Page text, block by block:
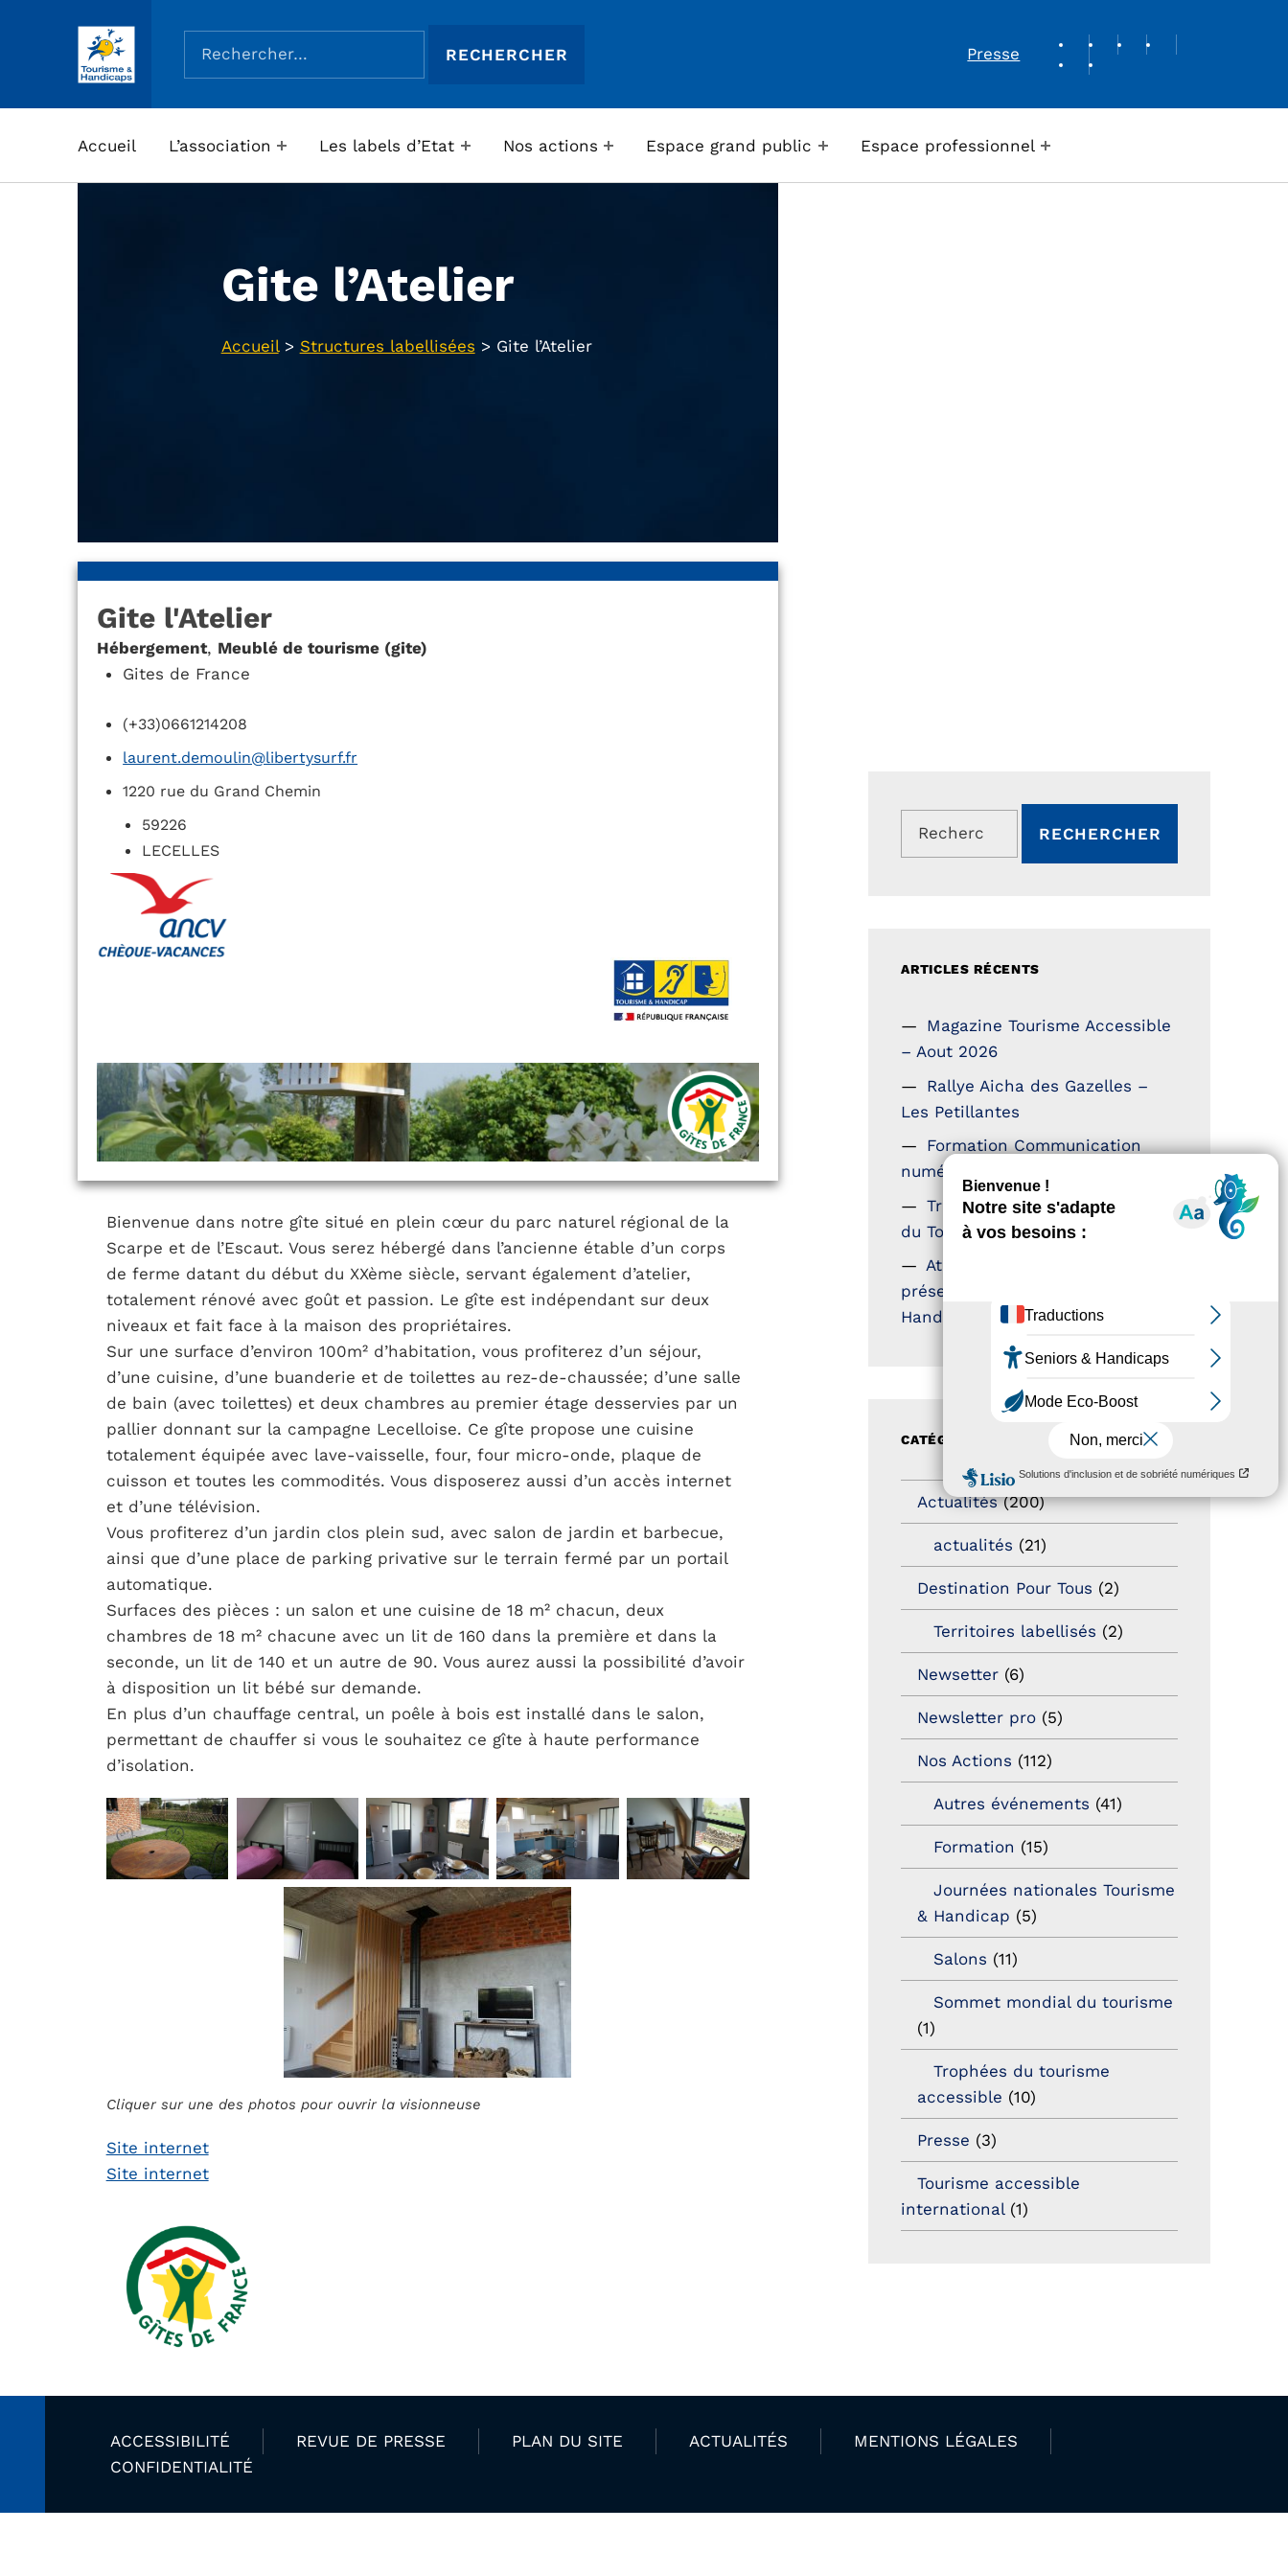
ASSOCIATION TOURISME ET HANDICAPS
Rechercher :
Presse
REVUE DE PRESSE
Accueil L’association Les labels d’Etat Nos actions Espace grand public Espace professionnel
Gite l’Atelier
Accueil> Structures labellisées > Gite l’Atelier
Gite l'Atelier
Hébergement, Meublé de tourisme (gite)
Gites de France
(+33)0661214208
laurent.demoulin@libertysurf.fr
1220 rue du Grand Chemin
59226
LECELLES
Bienvenue dans notre gîte situé en plein cœur du parc naturel régional de la
Scarpe et de l’Escaut. Vous serez hébergé dans l’ancienne étable d’un corps
de ferme datant du début du XXème siècle, servant également d’atelier,
totalement rénové avec goût et passion. Le gîte est indépendant sur deux
niveaux et fait face à la maison des propriétaires.
Sur une surface d’environ 100m² d’habitation, vous profiterez d’un séjour,
d’une cuisine, d’une buanderie et de toilettes au rez-de-chaussée; d’une salle
de bain (avec toilettes) et deux chambres au premier étage desservies par un
pallier donnant sur la campagne Lecelloise. Ce gîte propose une cuisine
totalement équipée avec lave-vaisselle, four, four micro-onde, plaque de
cuisson et toutes les commodités. Vous disposerez aussi d’un accès internet
et d’une télévision.
Vous profiterez d’un jardin clos plein sud, avec salon de jardin et barbecue,
ainsi que d’une place de parking privative sur le terrain fermé par un portail
automatique.
Surfaces des pièces : un salon et une cuisine de 18 m² chacun, deux
chambres de 18 m² chacune avec un lit de 160 dans la première et dans la
seconde, un lit de 140 et un autre de 90. Vous aurez aussi la possibilité d’avoir
à disposition un lit bébé sur demande.
En plus d’un chauffage central, un poêle à bois est installé dans le salon,
permettant de chauffer si vous le souhaitez ce gîte à haute performance
d’isolation.
Cliquer sur une des photos pour ouvrir la visionneuse
Site internet
Site internet
Rechercher :
ARTICLES RÉCENTS
Magazine Tourisme Accessible
– Aout 2026
Rallye Aicha des Gazelles –
Les Petillantes
Formation Communication
numérique
Trophées Horizons – Acteurs
du Tourisme Durable
Atout France – flyer
présentation label Tourisme &
Handicap
CATÉGORIES
Actualités(200)
actualités (21)
Destination Pour Tous (2)
Territoires labellisés (2)
Newsetter (6)
Newsletter pro (5)
Nos Actions (112)
Autres événements (41)
Formation (15)
Journées nationales Tourisme
& Handicap (5)
Salons (11)
Sommet mondial du tourisme
(1)
Trophées du tourisme
accessible (10)
Presse (3)
Tourisme accessible
international(1)
ACCESSIBILITÉ REVUE DE PRESSE PLAN DU SITE ACTUALITÉS
MENTIONS LÉGALES
CONFIDENTIALITÉ